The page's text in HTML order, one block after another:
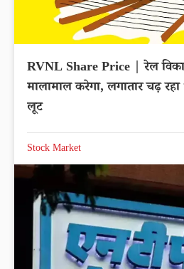
RVNL Share Price | रेल
मालामाल करेगा, लगातार चढ़
लूट
Stock Market